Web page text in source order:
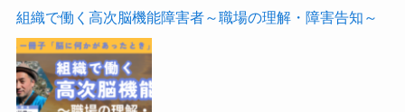
組織で働く高次脳機能障害者～職場の理解・障害告知～